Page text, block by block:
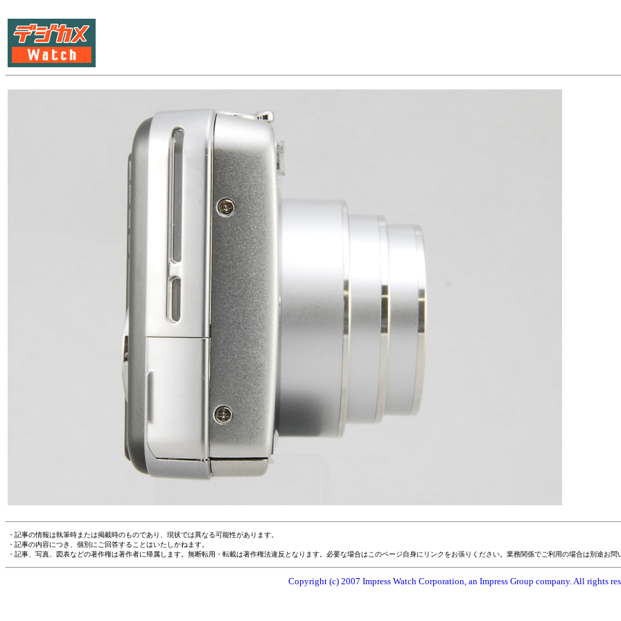
・記事の情報は執筆時または掲載時のものであり、現状では異なる可能性があります。
・記事の内容につき、個別にご回答することはいたしかねます。
・記事、写真、図表などの著作権は著作者に帰属します。無断転用・転載は著作権法違反となります。必要な場合はこのページ自身にリンクをお張りください。業務関係でご利用の場合は別途お問
Copyright (c) 2007 Impress Watch Corporation, an Impress Group company. All rights